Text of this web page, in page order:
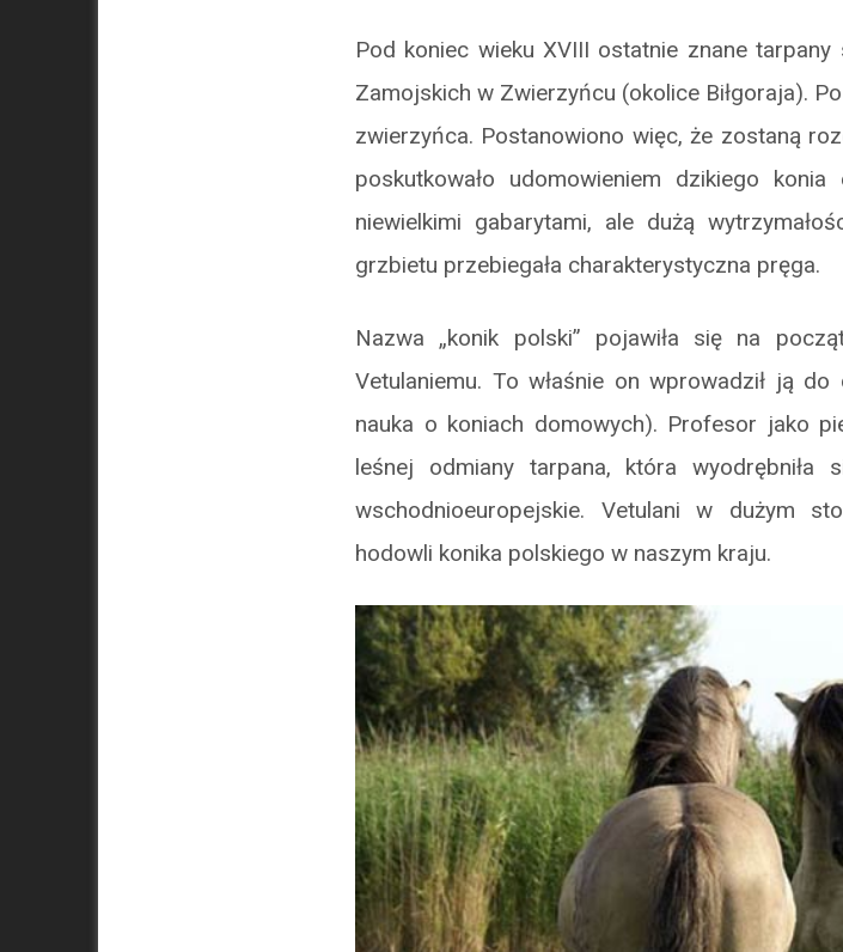
Pod koniec wieku XVIII ostatnie znane
Zamojskich w Zwierzyńcu (okolice Biłgoraja).
zwierzyńca. Postanowiono więc, że zostaną
poskutkowało udomowieniem dzikiego
niewielkimi gabarytami, ale dużą
grzbietu przebiegała charakterystyczna pręga.
Nazwa „konik polski” pojawiła się na
Vetulaniemu. To właśnie on wprowadził ją
nauka o koniach domowych). Profesor jako
leśnej odmiany tarpana, która wyodrębniła
wschodnioeuropejskie. Vetulani w dużym
hodowli konika polskiego w naszym kraju.